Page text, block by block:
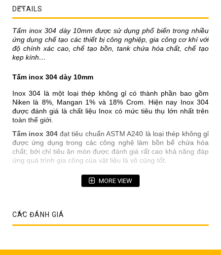
DETAILS
Tấm inox 304 dày 10mm được sử dụng phổ biến trong nhiều
ứng dụng chế tạo các thiết bị công nghiệp, gia công cơ khí với
độ chính xác cao, chế tạo bồn, tank chứa hóa chất, chế tạo
kẹp kính…
Tấm inox 304 dày 10mm
Inox 304 là một loại thép không gỉ có thành phần bao gồm
Niken là 8%, Mangan 1% và 18% Crom. Hiện nay Inox 304
được đánh giá là chất liệu Inox có mức tiêu thụ lớn nhất trên
toàn thế giới.
Tấm inox 304đạt tiêu chuẩn ASTM A240 là loại thép không gỉ
được ứng dụng trong các công nghệ làm bồn bể chứa hóa
chất; bởi chỉ tiêu ăn mòn được đánh giá rất cao khả năng đáp
ứng quá trình gia công của vật liệu là vô cùng tốt.
Thông tin chi tiết tấm inox 304 dày 10mm
Khổ rộng: 1500mm
MORE VIEW
CÁC ĐÁNH GIÁ